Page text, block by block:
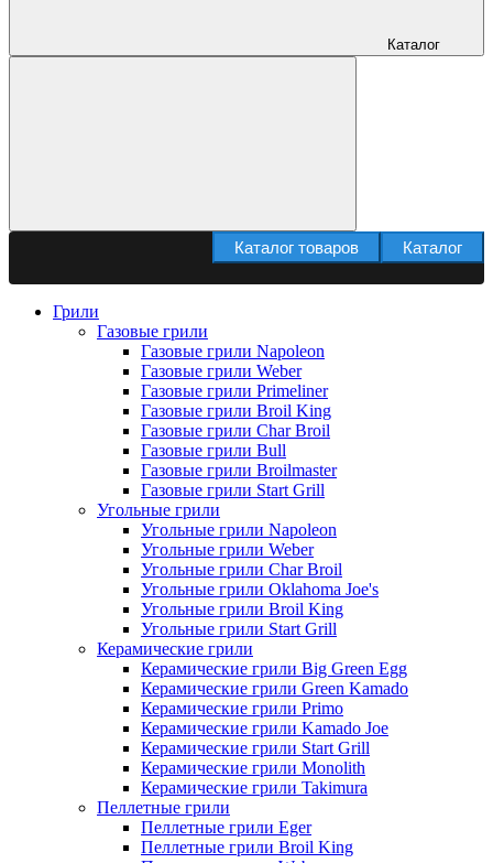
Каталог
Каталог
Каталог товаров
Грили
Газовые грили
Газовые грили Napoleon
Газовые грили Weber
Газовые грили Primeliner
Газовые грили Broil King
Газовые грили Char Broil
Газовые грили Bull
Газовые грили Broilmaster
Газовые грили Start Grill
Угольные грили
Угольные грили Napoleon
Угольные грили Weber
Угольные грили Char Broil
Угольные грили Oklahoma Joe's
Угольные грили Broil King
Угольные грили Start Grill
Керамические грили
Керамические грили Big Green Egg
Керамические грили Green Kamado
Керамические грили Primo
Керамические грили Kamado Joe
Керамические грили Start Grill
Керамические грили Monolith
Керамические грили Takimura
Пеллетные грили
Пеллетные грили Eger
Пеллетные грили Broil King